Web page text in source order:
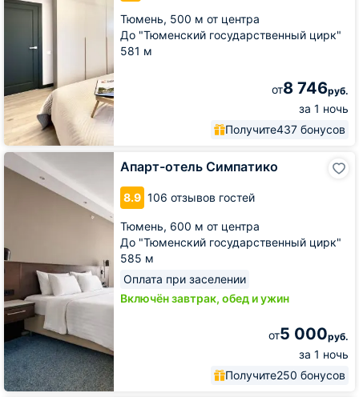
Тюмень, 500 м от центра
До "Тюменский государственный цирк"
581 м
от8 746руб.
за 1 ночь
Получите437 бонусов
Бульвар
Апарт-отель Симпатико
8.9 106 отзывов гостей
Тюмень, 600 м от центра
До "Тюменский государственный цирк"
585 м
Оплата при заселении
Включён завтрак, обед и ужин
от5 000руб.
за 1 ночь
Получите250 бонусов
Апарт-
отель
Симпатико